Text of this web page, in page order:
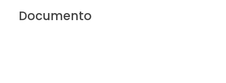
Documento